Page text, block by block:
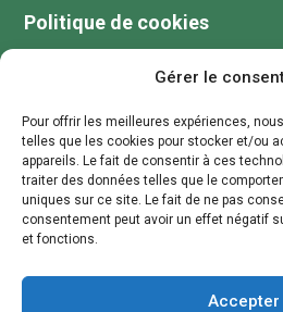
Gérer le
Pour offrir les meilleures expériences,
telles que les cookies pour stocker et/ou
appareils. Le fait de consentir à ces
traiter des données telles que le
uniques sur ce site. Le fait de ne pas
consentement peut avoir un effet négatif
et fonctions.
Accepter
Politique de cookies
Blog
Votre guide de pêche au lac
Contactez moi